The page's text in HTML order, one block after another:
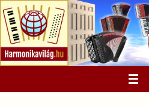
Megszakítás